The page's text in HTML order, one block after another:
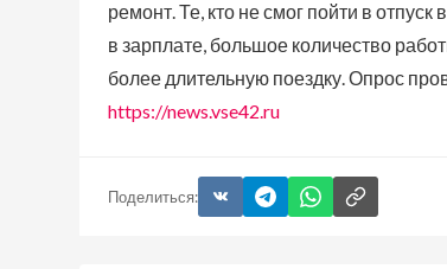
ремонт. Те, кто не смог пойти в
в зарплате, большое количество
более длительную поездку. Опрос
https://news.vse42.ru
Поделиться: